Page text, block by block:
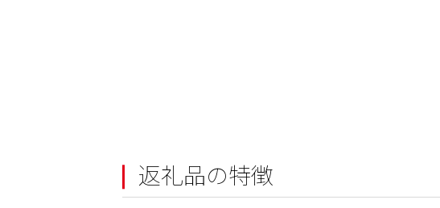
返礼品の特徴